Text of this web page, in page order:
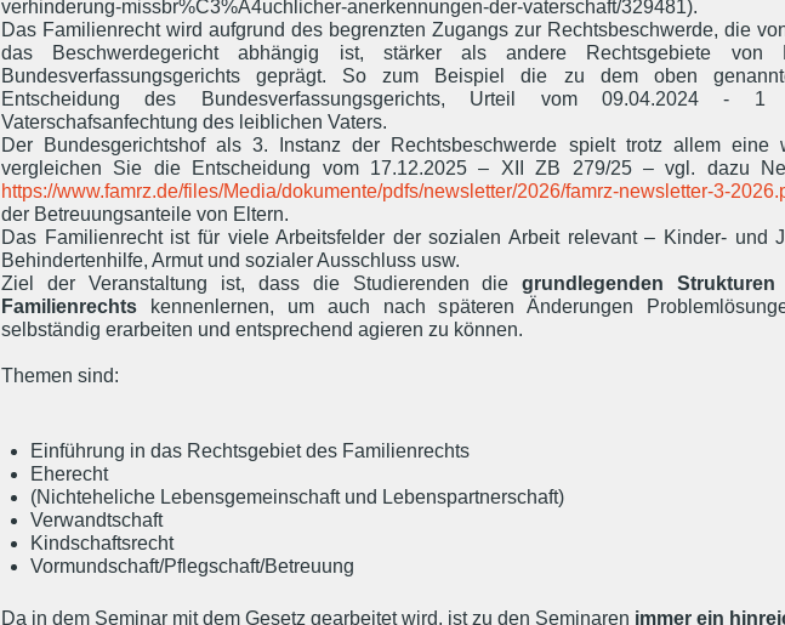
verhinderung-missbr%C3%A4uchlicher-anerkennungen-der-vaterschaft/329481).
Das Familienrecht wird aufgrund des begrenzten Zugangs zur Rechtsbeschwerde, die
das Beschwerdegericht abhängig ist, stärker als andere Rechtsgebiete von
Bundesverfassungsgerichts geprägt. So zum Beispiel die zu dem oben
Entscheidung des Bundesverfassungsgerichts, Urteil vom 09.04.2024 -
Vaterschafsanfechtung des leiblichen Vaters.
Der Bundesgerichtshof als 3. Instanz der Rechtsbeschwerde spielt trotz allem eine
vergleichen Sie die Entscheidung vom 17.12.2025 – XII ZB 279/25 – vgl. dazu
https://www.famrz.de/files/Media/dokumente/pdfs/newsletter/2026/famrz-newsletter-3-
der Betreuungsanteile von Eltern.
Das Familienrecht ist für viele Arbeitsfelder der sozialen Arbeit relevant – Kinder- und
Behindertenhilfe, Armut und sozialer Ausschluss usw.
Ziel der Veranstaltung ist, dass die Studierenden diegrundlegenden Strukturen
Familienrechts kennenlernen, um auch nach späteren Änderungen
selbständig erarbeiten und entsprechend agieren zu können.
Themen sind:
Einführung in das Rechtsgebiet des Familienrechts
Eherecht
(Nichteheliche Lebensgemeinschaft und Lebenspartnerschaft)
Verwandtschaft
Kindschaftsrecht
Vormundschaft/Pflegschaft/Betreuung
Da in dem Seminar mit dem Gesetz gearbeitet wird, ist zu den Seminaren immer ein